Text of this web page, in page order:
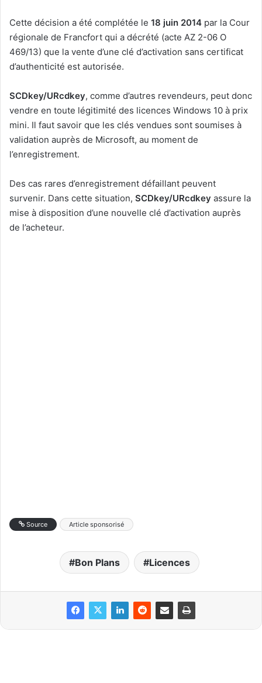
Cette décision a été complétée le 18 juin 2014 par la Cour
régionale de Francfort qui a décrété (acte AZ 2-06 O
469/13) que la vente d’une clé d’activation sans certificat
d’authenticité est autorisée.
SCDkey/URcdkey, comme d’autres revendeurs, peut donc
vendre en toute légitimité des licences Windows 10 à prix
mini. Il faut savoir que les clés vendues sont soumises à
validation auprès de Microsoft, au moment de
l’enregistrement.
Des cas rares d’enregistrement défaillant peuvent
survenir. Dans cette situation, SCDkey/URcdkey assure la
mise à disposition d’une nouvelle clé d’activation auprès
de l’acheteur.
Source Article sponsorisé
Bon Plans Licences